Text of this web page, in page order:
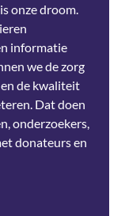
onze droom.
informatie
we de zorg
de kwaliteit
Dat doen
onderzoekers,
donateurs en